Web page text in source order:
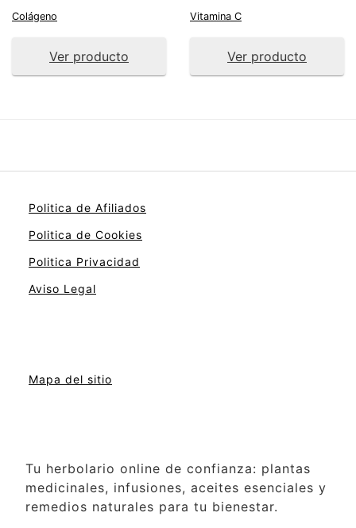
Colágeno
Ver producto
Vitamina C
Ver producto
Politica de Afiliados
Politica de Cookies
Politica Privacidad
Aviso Legal
Mapa del sitio
Tu herbolario online de confianza: plantas
medicinales, infusiones, aceites esenciales y
remedios naturales para tu bienestar.